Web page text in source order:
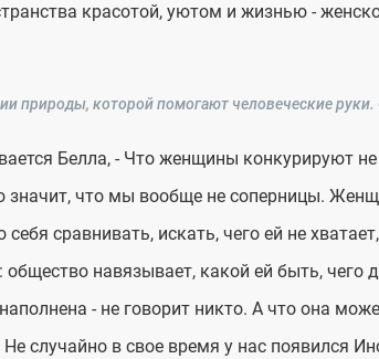
красотой, уютом и жизнью -
природы, которой помогают человеческие руки.
Белла, - Что женщины конкурируют
что мы вообще не соперницы.
сравнивать, искать, чего ей не
навязывает, какой ей быть, чего
- не говорит никто. А что она
случайно в свое время у нас появился